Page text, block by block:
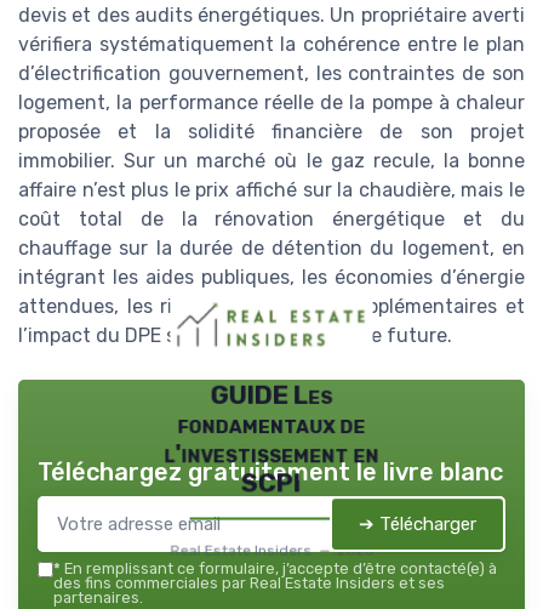
devis et des audits énergétiques. Un propriétaire averti
vérifiera systématiquement la cohérence entre le plan
d’électrification gouvernement, les contraintes de son
logement, la performance réelle de la pompe à chaleur
proposée et la solidité financière de son projet
immobilier. Sur un marché où le gaz recule, la bonne
affaire n’est plus le prix affiché sur la chaudière, mais le
coût total de la rénovation énergétique et du
chauffage sur la durée de détention du logement, en
intégrant les aides publiques, les économies d’énergie
attendues, les risques de travaux supplémentaires et
l’impact du DPE sur la valeur de revente future.
GUIDE Les
fondamentaux de
l'investissement en
SCPI
Real Estate Insiders — 2026
Téléchargez gratuitement le livre blanc
➔ Télécharger
* En remplissant ce formulaire, j’accepte d’être contacté(e) à
des fins commerciales par Real Estate Insiders et ses
partenaires.